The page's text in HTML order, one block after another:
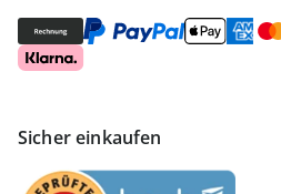
Sicher einkaufen